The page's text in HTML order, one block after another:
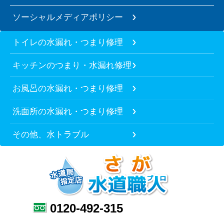
ソーシャルメディアポリシー
トイレの水漏れ・つまり修理
キッチンのつまり・水漏れ修理
お風呂の水漏れ・つまり修理
洗面所の水漏れ・つまり修理
その他、水トラブル
0120-492-315